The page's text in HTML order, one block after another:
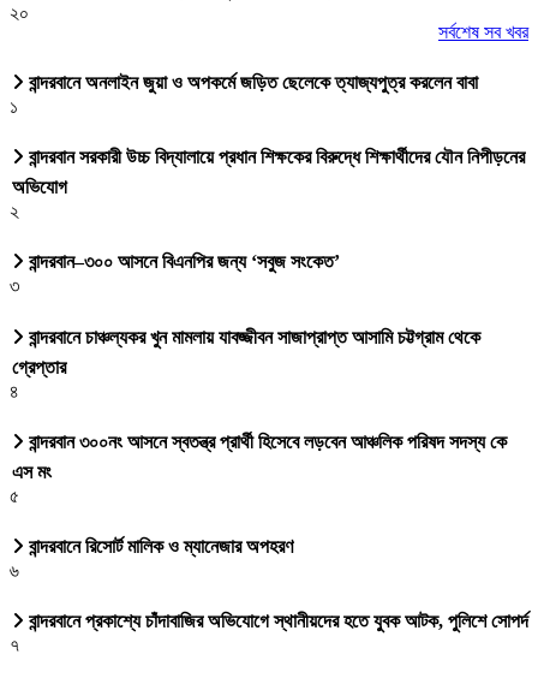
২০
সর্বশেষ সব খবর
বান্দরবানে অনলাইন জুয়া ও অপকর্মে জড়িত ছেলেকে ত্যাজ্যপুত্র করলেন বাবা
১
বান্দরবান সরকারী উচ্চ বিদ্যালায়ে প্রধান শিক্ষকের বিরুদ্ধে শিক্ষার্থীদের যৌন নিপীড়নের
অভিযোগ
২
বান্দরবান–৩০০ আসনে বিএনপির জন্য ‘সবুজ সংকেত’
৩
বান্দরবানে চাঞ্চল্যকর খুন মামলায় যাবজ্জীবন সাজাপ্রাপ্ত আসামি চট্টগ্রাম থেকে
গ্রেপ্তার
৪
বান্দরবান ৩০০নং আসনে স্বতন্ত্র প্রার্থী হিসেবে লড়বেন আঞ্চলিক পরিষদ সদস্য কে
এস মং
৫
বান্দরবানে রিসোর্ট মালিক ও ম্যানেজার অপহরণ
৬
বান্দরবানে প্রকাশ্যে চাঁদাবাজির অভিযোগে স্থানীয়দের হতে যুবক আটক, পুলিশে সোপর্দ
৭